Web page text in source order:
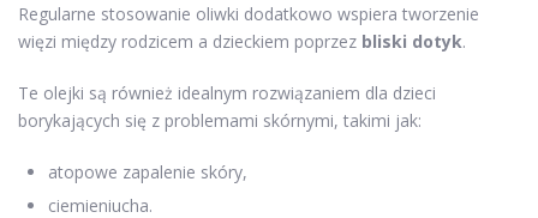
Regularne stosowanie oliwki dodatkowo wspiera tworzenie
więzi między rodzicem a dzieckiem poprzez bliski dotyk.
Te olejki są również idealnym rozwiązaniem dla dzieci
borykających się z problemami skórnymi, takimi jak:
atopowe zapalenie skóry,
ciemieniucha.